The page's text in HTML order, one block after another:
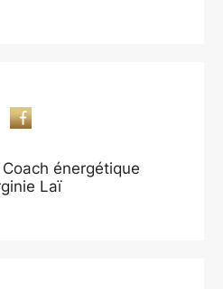
énergétique
Laï